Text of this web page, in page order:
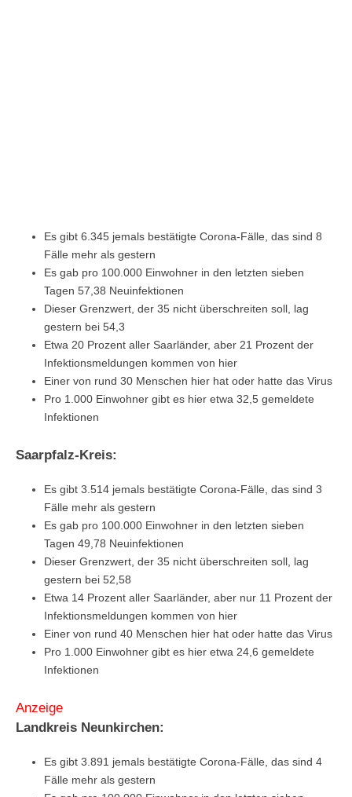
Es gibt 6.345 jemals bestätigte Corona-Fälle, das sind 8
Fälle mehr als gestern
Es gab pro 100.000 Einwohner in den letzten sieben
Tagen 57,38 Neuinfektionen
Dieser Grenzwert, der 35 nicht überschreiten soll, lag
gestern bei 54,3
Etwa 20 Prozent aller Saarländer, aber 21 Prozent der
Infektionsmeldungen kommen von hier
Einer von rund 30 Menschen hier hat oder hatte das Virus
Pro 1.000 Einwohner gibt es hier etwa 32,5 gemeldete
Infektionen
Saarpfalz-Kreis:
Es gibt 3.514 jemals bestätigte Corona-Fälle, das sind 3
Fälle mehr als gestern
Es gab pro 100.000 Einwohner in den letzten sieben
Tagen 49,78 Neuinfektionen
Dieser Grenzwert, der 35 nicht überschreiten soll, lag
gestern bei 52,58
Etwa 14 Prozent aller Saarländer, aber nur 11 Prozent der
Infektionsmeldungen kommen von hier
Einer von rund 40 Menschen hier hat oder hatte das Virus
Pro 1.000 Einwohner gibt es hier etwa 24,6 gemeldete
Infektionen
Anzeige
Landkreis Neunkirchen:
Es gibt 3.891 jemals bestätigte Corona-Fälle, das sind 4
Fälle mehr als gestern